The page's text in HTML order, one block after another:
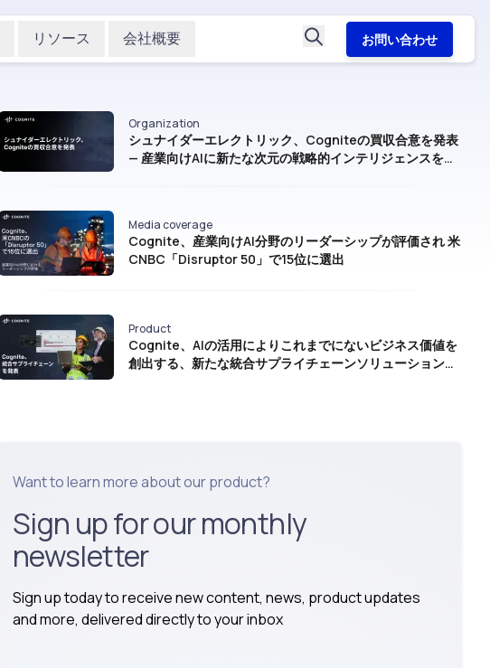
リソース 会社概要 お問い合わせ
Organization
シュナイダーエレクトリック、Cogniteの買収合意を発表
— 産業向けAIに新たな次元の戦略的インテリジェンスをも
Media coverage
Cognite、産業向けAI分野のリーダーシップが評価され 米
CNBC「Disruptor 50」で15位に選出
Product
Cognite、AIの活用によりこれまでにないビジネス価値を
創出する、新たな統合サプライチェーンソリューションを
Want to learn more about our product?
Sign up for our monthly
newsletter
Sign up today to receive new content, news, product updates
and more, delivered directly to your inbox